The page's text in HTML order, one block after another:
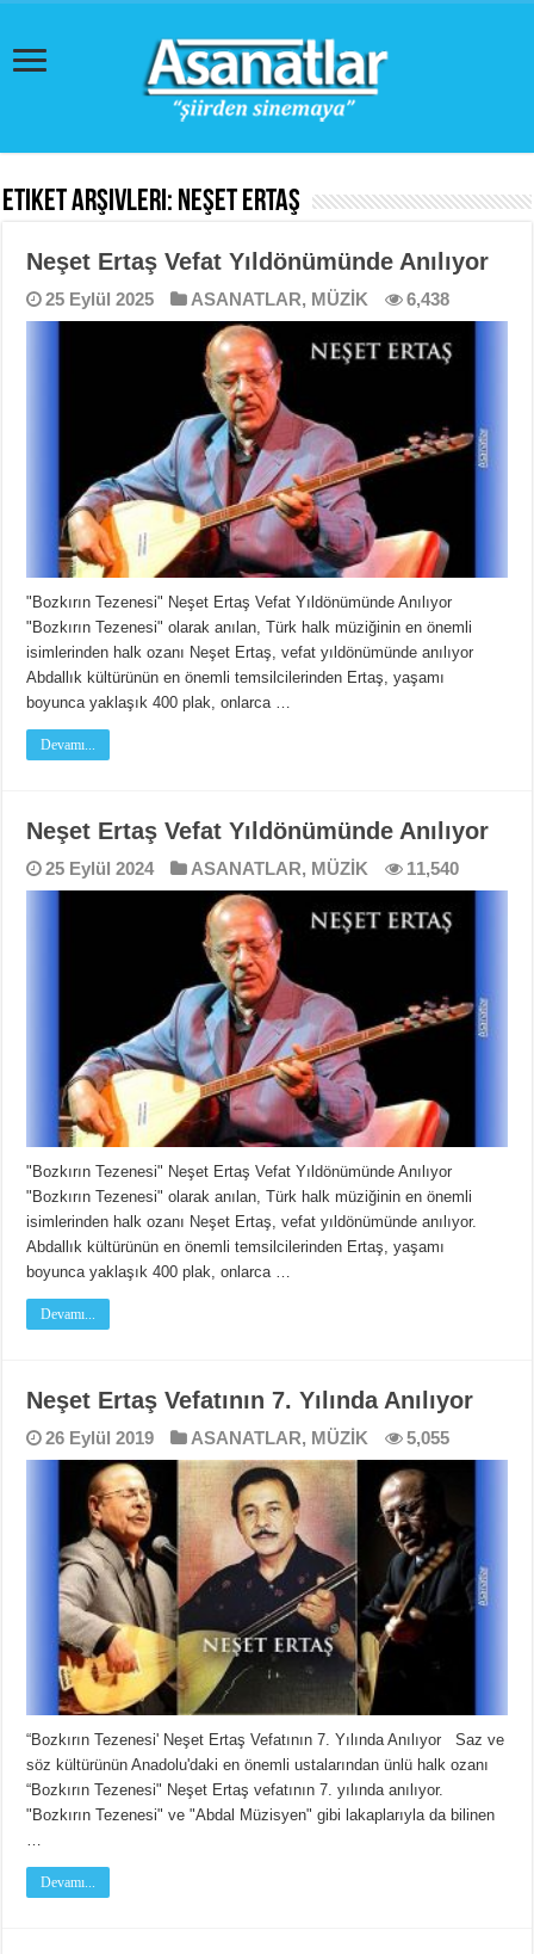
Etiket Arşivleri: Neşet Ertaş
Neşet Ertaş Vefat Yıldönümünde Anılıyor
25 Eylül 2025 ASANATLAR, MÜZİK 6,438
"Bozkırın Tezenesi" Neşet Ertaş Vefat Yıldönümünde Anılıyor
"Bozkırın Tezenesi" olarak anılan, Türk halk müziğinin en önemli
isimlerinden halk ozanı Neşet Ertaş, vefat yıldönümünde anılıyor
Abdallık kültürünün en önemli temsilcilerinden Ertaş, yaşamı
boyunca yaklaşık 400 plak, onlarca …
Devamı...
Neşet Ertaş Vefat Yıldönümünde Anılıyor
25 Eylül 2024 ASANATLAR, MÜZİK 11,540
"Bozkırın Tezenesi" Neşet Ertaş Vefat Yıldönümünde Anılıyor
"Bozkırın Tezenesi" olarak anılan, Türk halk müziğinin en önemli
isimlerinden halk ozanı Neşet Ertaş, vefat yıldönümünde anılıyor.
Abdallık kültürünün en önemli temsilcilerinden Ertaş, yaşamı
boyunca yaklaşık 400 plak, onlarca …
Devamı...
Neşet Ertaş Vefatının 7. Yılında Anılıyor
26 Eylül 2019 ASANATLAR, MÜZİK 5,055
“Bozkırın Tezenesi' Neşet Ertaş Vefatının 7. Yılında Anılıyor Saz ve
söz kültürünün Anadolu'daki en önemli ustalarından ünlü halk ozanı
“Bozkırın Tezenesi" Neşet Ertaş vefatının 7. yılında anılıyor.
"Bozkırın Tezenesi" ve "Abdal Müzisyen" gibi lakaplarıyla da bilinen
…
Devamı...